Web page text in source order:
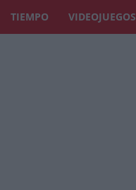
TIEMPO VIDEOJUEGOS